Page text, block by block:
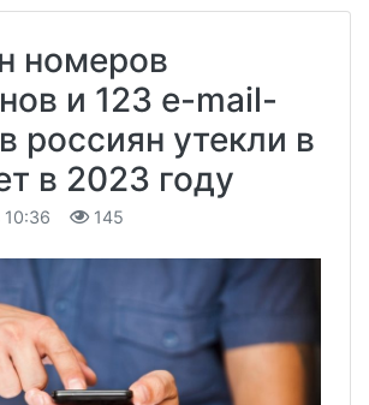
номеров
и 123 e-mail-
россиян утекли в
в 2023 году
10:36 145